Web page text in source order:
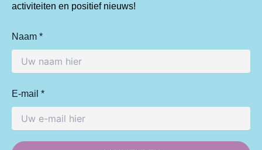
activiteiten en positief nieuws!
Naam *
E-mail *